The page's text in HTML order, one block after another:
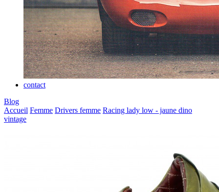
contact
Blog
Accueil Femme Drivers femme Racing lady low - jaune dino
vintage